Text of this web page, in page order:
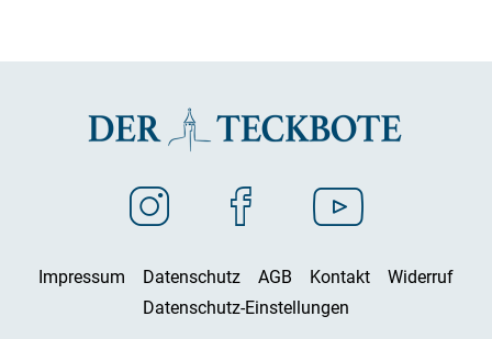
Impressum Datenschutz AGB Kontakt
Widerruf
Datenschutz-Einstellungen